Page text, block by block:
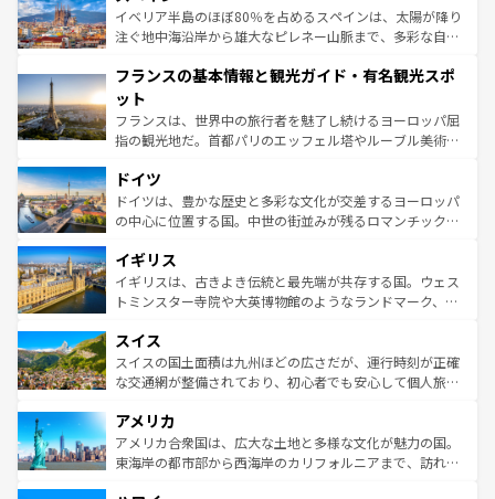
景など、自然景観も見逃せない。観光の合間には、本場の
ピザやパスタなど、絶品のイタリア料理を堪能することも
ませてくれるイタリアで、忘れられない旅をしてみよう！
なお、新着のイタリア情報は
しい。
イベリア半島のほぼ80％を占めるスペインは、太陽が降り
注ぐ地中海沿岸から雄大なピレネー山脈まで、多彩な自然
文化が根付くこの国では、情熱的なフラメンコ、熱気あふ
れる闘牛、そして美味しいタパスが生活の一部となってい
る。首都マドリードの洗練された雰囲気や、バルセロナの
アートに溢れた街角から、地方では古代ローマ遺跡や中世
せる。地方によって風土や気候が異なるスペインはその個
性で訪れる人を魅了する。 なお、新着のスペイン情報は コ
ンテンツ一覧を参照してほしい。
フランスの基本情報と観光ガイド・有名観光スポ
ット
フランスは、世界中の旅行者を魅了し続けるヨーロッパ屈
指の観光地だ。首都パリのエッフェル塔やルーブル美術館
で、幅広い魅力が詰まっている。華麗な宮殿、歴史的な大
聖堂、美しいビーチ、そして豊かな自然が、訪れる者を心
から魅了する。また、フランスは美食の国としても知ら
いる。シャンパンの発祥地であるランス、プロヴァンスの
香り高いラベンダー畑など、多彩な楽しみ方が可能だ。さ
らに、パリ以外の地域にも魅力が溢れており、どの街角に
れる地方に足を運ぶとそれぞれで全く異なる文化を体験で
きるだろう。 なお、新着のフランス情報はコンテンツ一覧
を参照してほしい。
ドイツ
ドイツは、豊かな歴史と多彩な文化が交差するヨーロッパ
の中心に位置する国。中世の街並みが残るロマンチック街
顔を持つこの国は、どこを歩いても飽きることがない。ベ
ルリンの文化的活気、バイエルン州のアルプスの絶景、そ
してライン川沿いのワイン畑といった風景は必見。ビール
は、お酒好きな人にはぜひ体験してほしい。 なお、新着の
ドイツ情報はコンテンツ一覧を参照してほしい。
イギリス
イギリスは、古きよき伝統と最先端が共存する国。ウェス
トミンスター寺院や大英博物館のようなランドマーク、歴
リアごとに異なる魅力がある。また、優雅なアフタヌーン
ティー、ビール好きにはたまらない英国パブ、サッカー観
戦など、本場だからこそできる体験も豊富。イギリスを旅
ンツ一覧を参照してほしい。
スイス
スイスの国土面積は九州ほどの広さだが、運行時刻が正確
な交通網が整備されており、初心者でも安心して個人旅行
の建物がそのまま残る町や、スイスならではのユニークな
博物館もあり、アルプス観光だけでなく町歩きも満喫する
ことができる。国民の所得が高いため物価も高いが、旅行
アメリカ
アメリカ合衆国は、広大な土地と多様な文化が魅力の国。
東海岸の都市部から西海岸のカリフォルニアまで、訪れる